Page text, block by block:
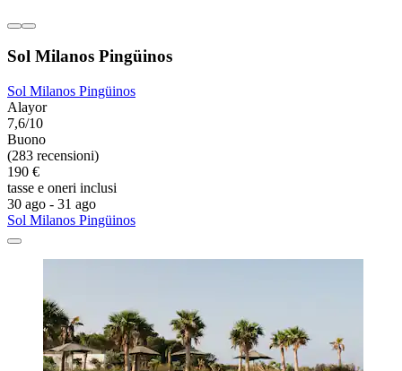
Sol Milanos Pingüinos
Sol Milanos Pingüinos
Alayor
7,6/10
Buono
(283 recensioni)
190 €
tasse e oneri inclusi
30 ago - 31 ago
Sol Milanos Pingüinos